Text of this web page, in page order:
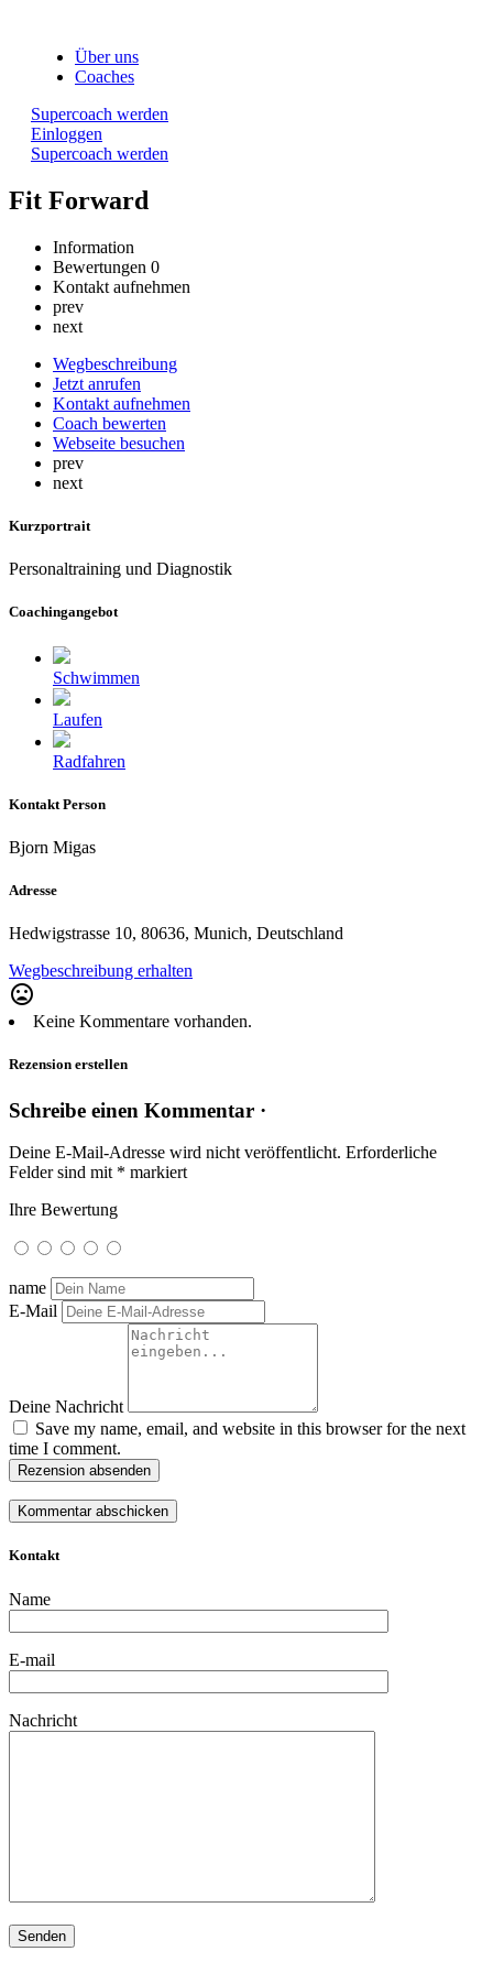
Über uns
Coaches
Supercoach werden
Einloggen
Supercoach werden
Fit Forward
Information
Bewertungen 0
Kontakt aufnehmen
prev
next
Wegbeschreibung
Jetzt anrufen
Kontakt aufnehmen
Coach bewerten
Webseite besuchen
prev
next
Kurzportrait
Personaltraining und Diagnostik
Coachingangebot
Schwimmen
Laufen
Radfahren
Kontakt Person
Bjorn Migas
Adresse
Hedwigstrasse 10, 80636, Munich, Deutschland
Wegbeschreibung erhalten
mood_bad
Keine Kommentare vorhanden.
Rezension erstellen
Schreibe einen Kommentar ·
Deine E-Mail-Adresse wird nicht veröffentlicht. Erforderliche
Felder sind mit * markiert
Ihre Bewertung
name
E-Mail
Deine Nachricht
Save my name, email, and website in this browser for the next
time I comment.
Rezension absenden
Kontakt
Name
E-mail
Nachricht